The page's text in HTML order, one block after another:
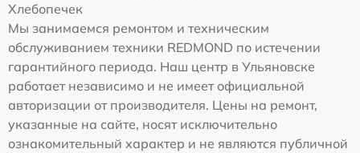
Хлебопечек
Мы занимаемся ремонтом и техническим
обслуживанием техники REDMOND по истечении
гарантийного периода. Наш центр в Ульяновске
работает независимо и не имеет официальной
авторизации от производителя. Цены на ремонт,
указанные на сайте, носят исключительно
ознакомительный характер и не являются публичной